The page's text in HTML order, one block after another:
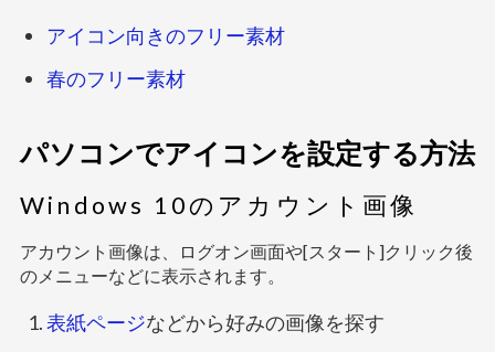
アイコン向きのフリー素材
春のフリー素材
パソコンでアイコンを設定する方法
Windows 10のアカウント画像
アカウント画像は、ログオン画面や[スタート]クリック後
のメニューなどに表示されます。
表紙ページなどから好みの画像を探す